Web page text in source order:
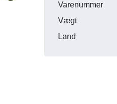
Varenummer
Vægt
Land